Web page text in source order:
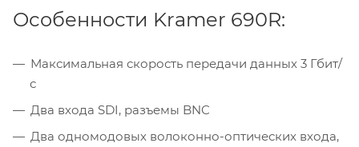
Особенности Kramer 690R:
Максимальная скорость передачи данных 3 Гбит/
с
Два входа SDI, разъемы BNC
Два одномодовых волоконно-оптических входа,